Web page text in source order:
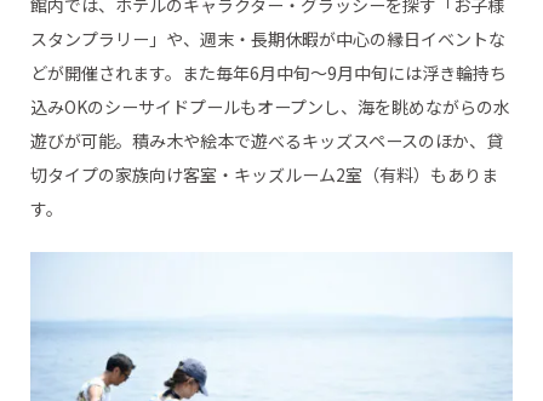
館内では、ホテルのキャラクター・グラッシーを探す「お子様
スタンプラリー」や、週末・長期休暇が中心の縁日イベントな
どが開催されます。また毎年6月中旬～9月中旬には浮き輪持ち
込みOKのシーサイドプールもオープンし、海を眺めながらの水
遊びが可能。積み木や絵本で遊べるキッズスペースのほか、貸
切タイプの家族向け客室・キッズルーム2室（有料）もありま
す。